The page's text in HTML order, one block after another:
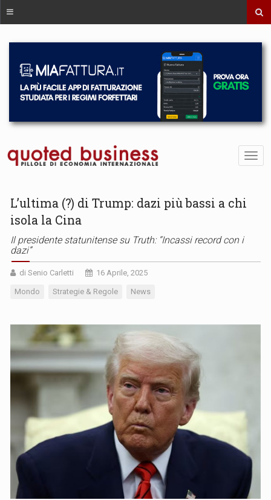
L’ultima (?) di Trump: dazi più bassi a chi
isola la Cina
Il presidente statunitense su Truth: “Incassi record con i
dazi”
di Senio Carletti 16 Aprile, 2025
Mondo Strategie & Regole News